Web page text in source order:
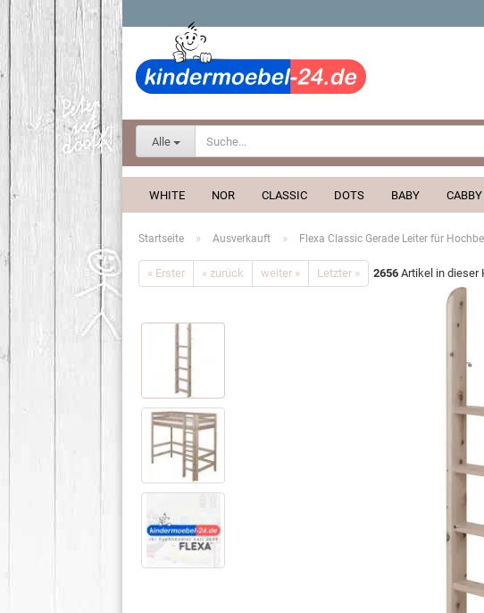
Alle
WHITE NOR CLASSIC DOTS BABY CABBY
Startseite » Ausverkauft » Flexa Classic Gerade Leiter für
« Erster « zurück weiter » Letzter » 2656 Artikel in dieser